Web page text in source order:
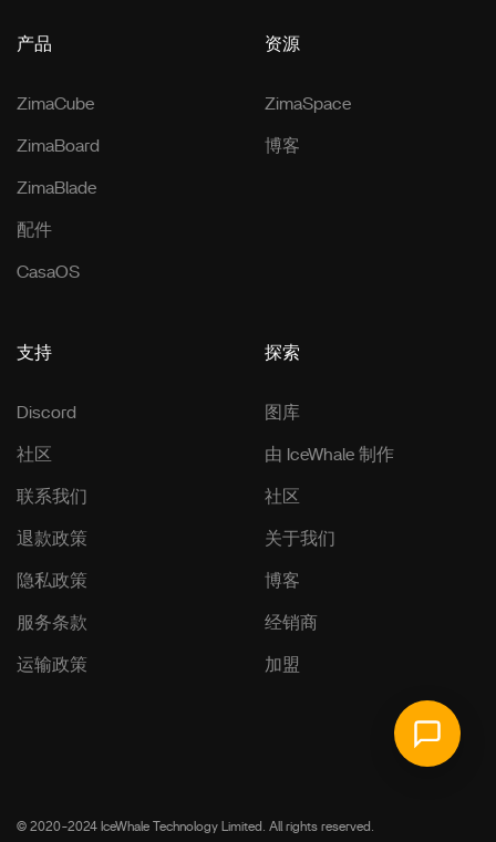
产品
ZimaCube
ZimaBoard
ZimaBlade
配件
CasaOS
资源
ZimaSpace
博客
支持
Discord
社区
联系我们
退款政策
隐私政策
服务条款
运输政策
探索
图库
由 IceWhale 制作
社区
关于我们
博客
经销商
加盟
© 2020-2024 IceWhale Technology Limited. All rights reserved.